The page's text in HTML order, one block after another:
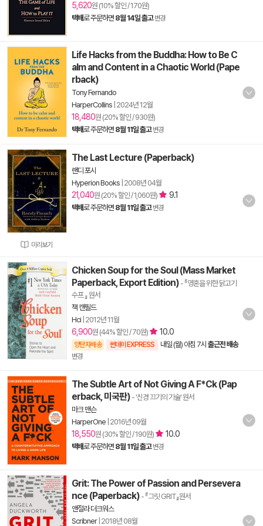
5,620원 (10% 할인 / 170원)
택배로 주문하면 8월 14일 출고 변경
Life Hacks from the Buddha: How to Be C
alm and Content in a Chaotic World (Pape
rback)
Tony Fernando
HarperCollins 2024년 12월
18,480원 (20% 할인 / 930원)
택배로 주문하면 8월 11일 출고 변경
미리보기
The Last Lecture (Paperback)
랜디 포시
Hyperion Books 2008년 04월
21,040원 (20% 할인 / 1,060원) 9.1
택배로 주문하면 8월 11일 출고 변경
Chicken Soup for the Soul (Mass Market
Paperback, Export Edition) - 『영혼을 위한 닭고기
수프 』 원서
잭 캔필드
Hci 2012년 11월
6,900원 (44% 할인 / 70원) 10.0
양탄자배송 썬데이 EXPRESS 내일 (월) 아침 7시 출근전 배송
변경
The Subtle Art of Not Giving A F*Ck (Pap
erback, 미국판) - '신경 끄기의 기술' 원서
마크 맨슨
HarperOne 2016년 09월
18,550원 (30% 할인 / 190원) 10.0
택배로 주문하면 8월 11일 출고 변경
Grit: The Power of Passion and Persevera
nce (Paperback) - 『그릿 GRIT』원서
앤절라 더크워스
Scribner| 2018년 08월